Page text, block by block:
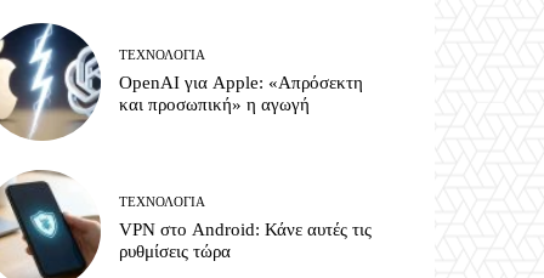
ΤΕΧΝΟΛΟΓΊΑ
OpenAI για Apple: «Απρόσεκτη
και προσωπική» η αγωγή
ΤΕΧΝΟΛΟΓΊΑ
VPN στο Android: Κάνε αυτές τις
ρυθμίσεις τώρα